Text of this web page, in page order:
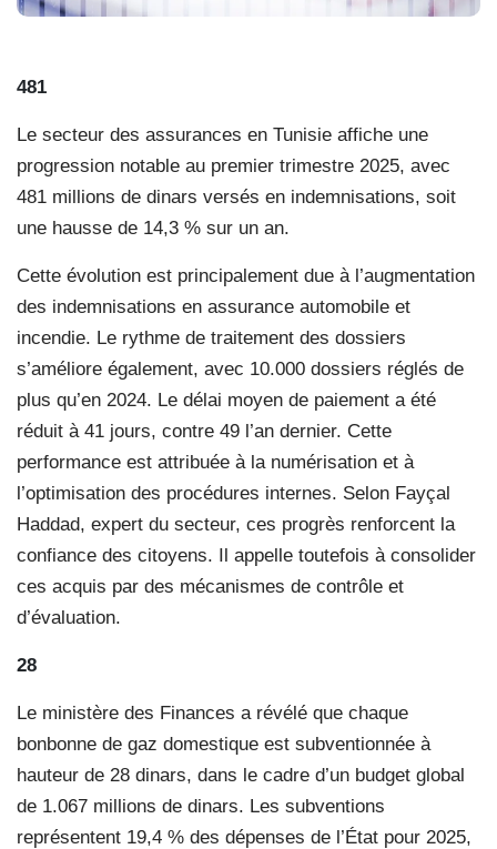
481
Le secteur des assurances en Tunisie affiche une
progression notable au premier trimestre 2025, avec
481 millions de dinars versés en indemnisations, soit
une hausse de 14,3 % sur un an.
Cette évolution est principalement due à l’augmentation
des indemnisations en assurance automobile et
incendie. Le rythme de traitement des dossiers
s’améliore également, avec 10.000 dossiers réglés de
plus qu’en 2024. Le délai moyen de paiement a été
réduit à 41 jours, contre 49 l’an dernier. Cette
performance est attribuée à la numérisation et à
l’optimisation des procédures internes. Selon Fayçal
Haddad, expert du secteur, ces progrès renforcent la
confiance des citoyens. Il appelle toutefois à consolider
ces acquis par des mécanismes de contrôle et
d’évaluation.
28
Le ministère des Finances a révélé que chaque
bonbonne de gaz domestique est subventionnée à
hauteur de 28 dinars, dans le cadre d’un budget global
de 1.067 millions de dinars. Les subventions
représentent 19,4 % des dépenses de l’État pour 2025,